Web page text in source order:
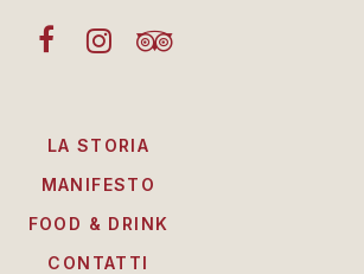
LA STORIA
MANIFESTO
FOOD & DRINK
CONTATTI